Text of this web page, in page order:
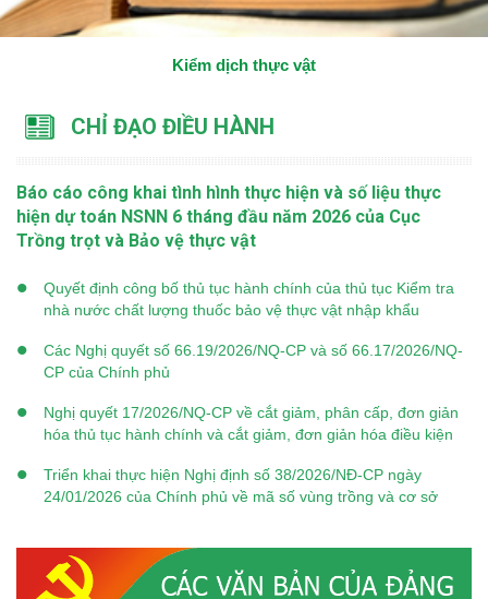
Kiểm dịch thực vật
CHỈ ĐẠO ĐIỀU HÀNH
Báo cáo công khai tình hình thực hiện và số liệu thực
hiện dự toán NSNN 6 tháng đầu năm 2026 của Cục
Trồng trọt và Bảo vệ thực vật
Quyết định công bố thủ tục hành chính của thủ tục Kiểm tra
nhà nước chất lượng thuốc bảo vệ thực vật nhập khẩu
Các Nghị quyết số 66.19/2026/NQ-CP và số 66.17/2026/NQ-
CP của Chính phủ
Nghị quyết 17/2026/NQ-CP về cắt giảm, phân cấp, đơn giản
hóa thủ tục hành chính và cắt giảm, đơn giản hóa điều kiện
Triển khai thực hiện Nghị định số 38/2026/NĐ-CP ngày
24/01/2026 của Chính phủ về mã số vùng trồng và cơ sở